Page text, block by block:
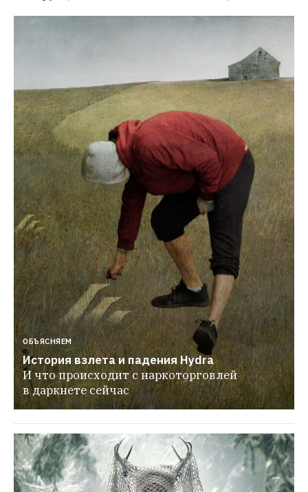
ОБЪЯСНЯЕМ
История взлета и падения Hydra
И что происходит с наркоторговлей
в даркнете сейчас